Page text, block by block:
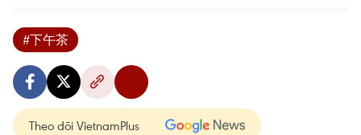
#下午茶
Theo dõi VietnamPlus